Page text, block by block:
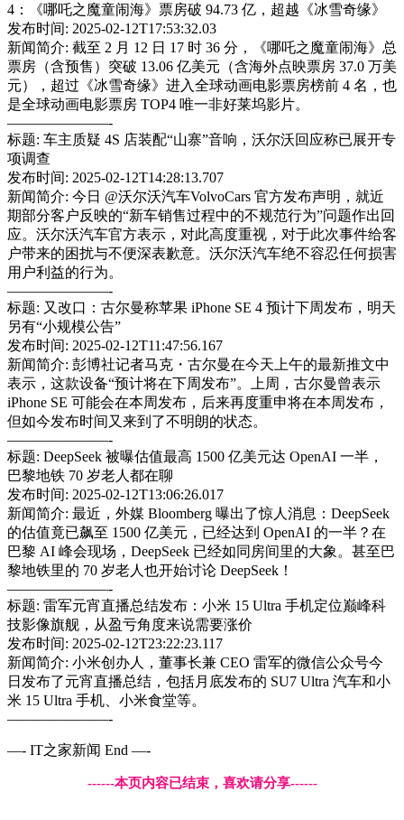
4：《哪吒之魔童闹海》票房破 94.73 亿，超越《冰雪奇缘》
发布时间: 2025-02-12T17:53:32.03
新闻简介: 截至 2 月 12 日 17 时 36 分，《哪吒之魔童闹海》总
票房（含预售）突破 13.06 亿美元（含海外点映票房 37.0 万美
元），超过《冰雪奇缘》进入全球动画电影票房榜前 4 名，也
是全球动画电影票房 TOP4 唯一非好莱坞影片。
———————-
标题: 车主质疑 4S 店装配“山寨”音响，沃尔沃回应称已展开专
项调查
发布时间: 2025-02-12T14:28:13.707
新闻简介: 今日 @沃尔沃汽车VolvoCars 官方发布声明，就近
期部分客户反映的“新车销售过程中的不规范行为”问题作出回
应。沃尔沃汽车官方表示，对此高度重视，对于此次事件给客
户带来的困扰与不便深表歉意。沃尔沃汽车绝不容忍任何损害
用户利益的行为。
———————-
标题: 又改口：古尔曼称苹果 iPhone SE 4 预计下周发布，明天
另有“小规模公告”
发布时间: 2025-02-12T11:47:56.167
新闻简介: 彭博社记者马克・古尔曼在今天上午的最新推文中
表示，这款设备“预计将在下周发布”。上周，古尔曼曾表示
iPhone SE 可能会在本周发布，后来再度重申将在本周发布，
但如今发布时间又来到了不明朗的状态。
———————-
标题: DeepSeek 被曝估值最高 1500 亿美元达 OpenAI 一半，
巴黎地铁 70 岁老人都在聊
发布时间: 2025-02-12T13:06:26.017
新闻简介: 最近，外媒 Bloomberg 曝出了惊人消息：DeepSeek
的估值竟已飙至 1500 亿美元，已经达到 OpenAI 的一半？在
巴黎 AI 峰会现场，DeepSeek 已经如同房间里的大象。甚至巴
黎地铁里的 70 岁老人也开始讨论 DeepSeek！
———————-
标题: 雷军元宵直播总结发布：小米 15 Ultra 手机定位巅峰科
技影像旗舰，从盈亏角度来说需要涨价
发布时间: 2025-02-12T23:22:23.117
新闻简介: 小米创办人，董事长兼 CEO 雷军的微信公众号今
日发布了元宵直播总结，包括月底发布的 SU7 Ultra 汽车和小
米 15 Ultra 手机、小米食堂等。
———————-
—- IT之家新闻 End —-
------本页内容已结束，喜欢请分享------